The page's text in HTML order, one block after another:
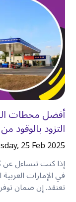
الخلاصة
الكرامةأكثر من
من أفضل نقاط
دبي.
يمنحك اختيار
لاكتشاف المعالم
والشواطئ
دون الاعتماد
سواء كنت مسافرًا
عمل، فإن
استكشافك
بالحرية في
أفضل محطات
التزود بالوقود
25 Feb 2025
إذا كنت تتساءل عن
في الإمارات
تعتقد. إن ضمان